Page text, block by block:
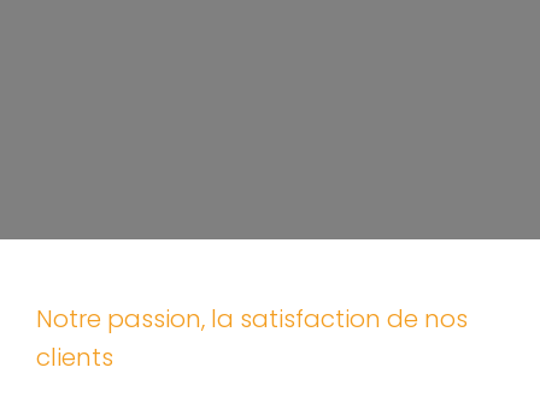
Notre passion, la satisfaction de nos
clients